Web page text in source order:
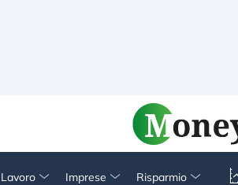
Imprese Risparmio